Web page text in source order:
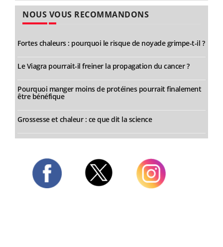
NOUS VOUS RECOMMANDONS
Fortes chaleurs : pourquoi le risque de noyade grimpe-t-il ?
Le Viagra pourrait-il freiner la propagation du cancer ?
Pourquoi manger moins de protéines pourrait finalement
être bénéfique
Grossesse et chaleur : ce que dit la science